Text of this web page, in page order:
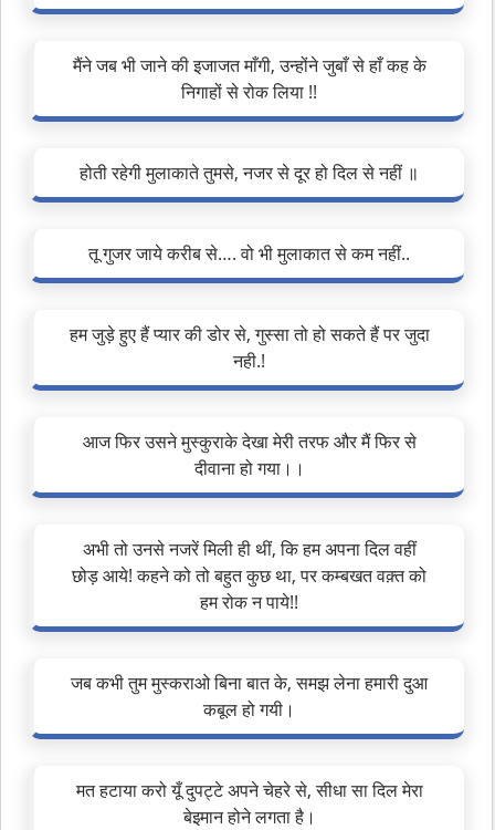
मैंने जब भी जाने की इजाजत माँगी, उन्होंने जुबाँ से हाँ कह के
निगाहों से रोक लिया !!
होती रहेगी मुलाकाते तुमसे, नजर से दूर हो दिल से नहीं ॥
तू गुजर जाये करीब से…. वो भी मुलाकात से कम नहीं..
हम जुड़े हुए हैं प्यार की डोर से, गुस्सा तो हो सकते हैं पर जुदा
नही.!
आज फिर उसने मुस्कुराके देखा मेरी तरफ और मैं फिर से
दीवाना हो गया।।
अभी तो उनसे नजरें मिली ही थीं, कि हम अपना दिल वहीं
छोड़ आये! कहने को तो बहुत कुछ था, पर कम्बखत वक़्त को
हम रोक न पाये!!
जब कभी तुम मुस्कराओ बिना बात के, समझ लेना हमारी दुआ
कबूल हो गयी।
मत हटाया करो यूँ दुपट्टे अपने चेहरे से, सीधा सा दिल मेरा
बेइमान होने लगता है।